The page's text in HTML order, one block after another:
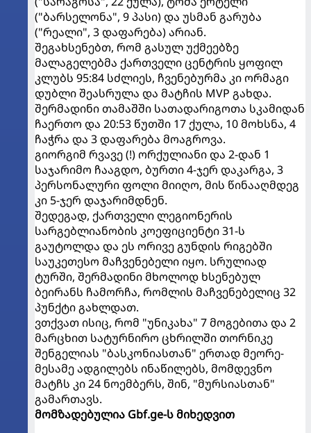
("ბარსელონა", 9 პასი) და უსმან გარუბა
("რეალი", 3 დაფარება) არიან.
შეგახსენებთ, რომ გასულ უქმეებზე
მალაგელებმა ქართველი ცენტრის ყოფილ
კლუბს 95:84 სძლიეს, ჩვენებურმა კი ორმაგი
დუბლი შეასრულა და მატჩის MVP გახდა.
შერმადინი თამაშში სათადარიგოთა სკამიდან
ჩაერთო და 20:53 წუთში 17 ქულა, 10 მოხსნა, 4
ჩაჭრა და 3 დაფარება მოაგროვა.
გიორგიმ რვავე (!) ორქულიანი და 2-დან 1
საჯარიმო ჩააგდო, ბურთი 4-ჯერ დაკარგა, 3
პერსონალური ფოლი მიიღო, მის წინააღმდეგ
კი 5-ჯერ დაჯარიმდნენ.
შედეგად, ქართველი ლეგიონერის
სარგებლიანობის კოეფიციენტი 31-ს
გაუტოლდა და ეს ორივე გუნდის რიგებში
საუკეთესო მაჩვენებელი იყო. სრულიად
ტურში, შერმადინი მხოლოდ ხსენებულ
ბეირანს ჩამორჩა, რომლის მაჩვენებელიც 32
პუნქტი გახლდათ.
ვთქვათ ისიც, რომ "უნიკახა" 7 მოგებითა და 2
მარცხით სატურნირო ცხრილში თორნიკე
შენგელიას "ბასკონიასთან" ერთად მეორე-
მესამე ადგილებს ინაწილებს, მომდევნო
მატჩს კი 24 ნოემბერს, შინ, "მურსიასთან"
გამართავს.
მომზადებულია Gbf.ge-ს მიხედვით